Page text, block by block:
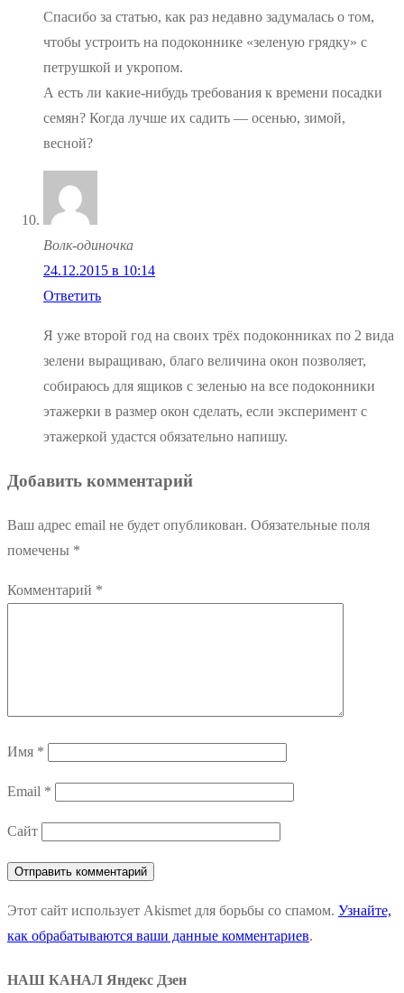
Спасибо за статью, как раз недавно задумалась о том,
чтобы устроить на подоконнике «зеленую грядку» с
петрушкой и укропом.
А есть ли какие-нибудь требования к времени посадки
семян? Когда лучше их садить — осенью, зимой,
весной?
Волк-одиночка
24.12.2015 в 10:14
Ответить
Я уже второй год на своих трёх подоконниках по 2 вида
зелени выращиваю, благо величина окон позволяет,
собираюсь для ящиков с зеленью на все подоконники
этажерки в размер окон сделать, если эксперимент с
этажеркой удастся обязательно напишу.
Добавить комментарий
Ваш адрес email не будет опубликован. Обязательные поля
помечены *
Комментарий *
Имя *
Email *
Сайт
Этот сайт использует Akismet для борьбы со спамом. Узнайте,
как обрабатываются ваши данные комментариев.
НАШ КАНАЛ Яндекс Дзен